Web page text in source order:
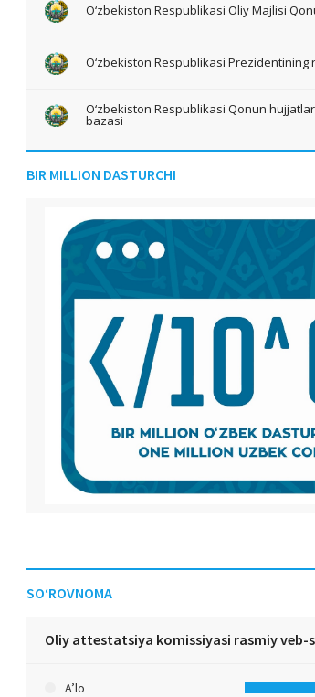
O‘zbekiston Respublikasi Oliy Majlisi
O‘zbekiston Respublikasi Prezidentining
O‘zbekiston Respublikasi Qonun
bazasi
BIR MILLION DASTURCHI
SO‘ROVNOMA
Oliy attestatsiya komissiyasi rasmiy
A’lo